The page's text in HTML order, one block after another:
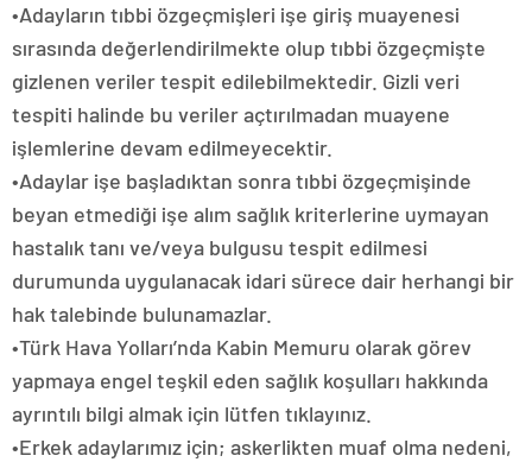
•Adayların tıbbi özgeçmişleri işe giriş muayenesi
sırasında değerlendirilmekte olup tıbbi özgeçmişte
gizlenen veriler tespit edilebilmektedir. Gizli veri
tespiti halinde bu veriler açtırılmadan muayene
işlemlerine devam edilmeyecektir.
•Adaylar işe başladıktan sonra tıbbi özgeçmişinde
beyan etmediği işe alım sağlık kriterlerine uymayan
hastalık tanı ve/veya bulgusu tespit edilmesi
durumunda uygulanacak idari sürece dair herhangi bir
hak talebinde bulunamazlar.
•Türk Hava Yolları’nda Kabin Memuru olarak görev
yapmaya engel teşkil eden sağlık koşulları hakkında
ayrıntılı bilgi almak için lütfen tıklayınız.
•Erkek adaylarımız için; askerlikten muaf olma nedeni,